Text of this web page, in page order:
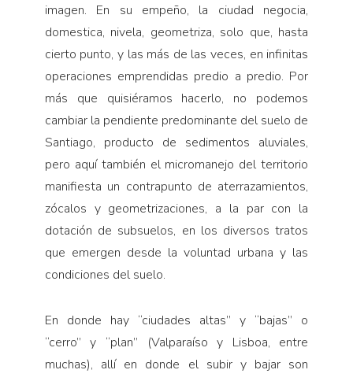
imagen. En su empeño, la ciudad negocia,
domestica, nivela, geometriza, solo que, hasta
cierto punto, y las más de las veces, en infinitas
operaciones emprendidas predio a predio. Por
más que quisiéramos hacerlo, no podemos
cambiar la pendiente predominante del suelo de
Santiago, producto de sedimentos aluviales,
pero aquí también el micromanejo del territorio
manifiesta un contrapunto de aterrazamientos,
zócalos y geometrizaciones, a la par con la
dotación de subsuelos, en los diversos tratos
que emergen desde la voluntad urbana y las
condiciones del suelo.
En donde hay “ciudades altas” y “bajas” o
“cerro” y “plan” (Valparaíso y Lisboa, entre
muchas), allí en donde el subir y bajar son